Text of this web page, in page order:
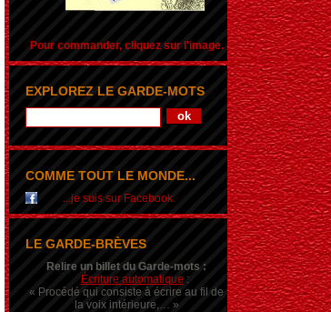
Pour commander, cliquez sur l'image.
EXPLOREZ LE GARDE-MOTS
COMME TOUT LE MONDE...
...je suis sur Facebook.
LE GARDE-BRÈVES
Relire un billet du Garde-mots :
Écriture automatique :
« Procédé qui consiste à écrire au fil de
la voix intérieure,… »